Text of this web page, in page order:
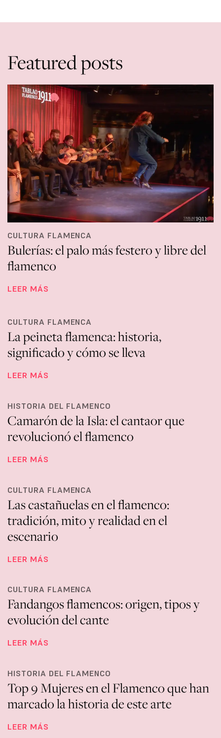
Featured posts
CULTURA FLAMENCA
Bulerías: el palo más festero y libre del
flamenco
LEER MÁS
CULTURA FLAMENCA
La peineta flamenca: historia,
significado y cómo se lleva
LEER MÁS
HISTORIA DEL FLAMENCO
Camarón de la Isla: el cantaor que
revolucionó el flamenco
LEER MÁS
CULTURA FLAMENCA
Las castañuelas en el flamenco:
tradición, mito y realidad en el
escenario
LEER MÁS
CULTURA FLAMENCA
Fandangos flamencos: origen, tipos y
evolución del cante
LEER MÁS
HISTORIA DEL FLAMENCO
Top 9 Mujeres en el Flamenco que han
marcado la historia de este arte
LEER MÁS